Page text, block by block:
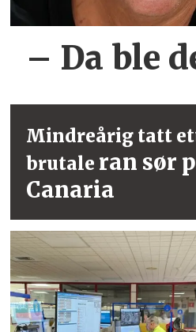
– Da ble
Mindreårig tatt
brutale ran sør
Canaria